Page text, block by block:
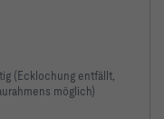
(Ecklochung entfällt,
möglich)